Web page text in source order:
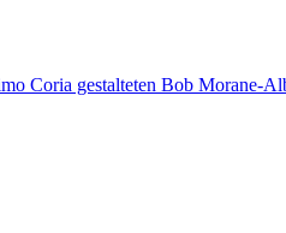
Coria gestalteten Bob Morane-